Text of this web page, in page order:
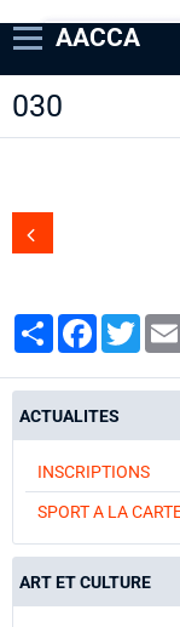
AACCA
Page d'accueil
Diaporamas
030
PartagerFacebook
ACTUALITES
INSCRIPTIONS
SPORT A LA
ART ET CULTURE